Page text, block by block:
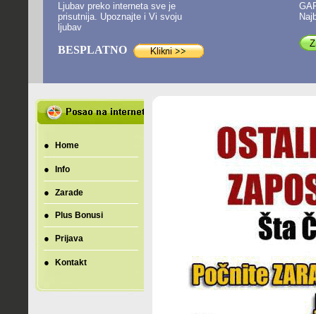
Ljubav preko interneta sve je
prisutnija. Upoznajte i Vi svoju
ljubav
BESPLATNO
● Home
● Info
● Zarade
● Plus Bonusi
● Prijava
● Kontakt